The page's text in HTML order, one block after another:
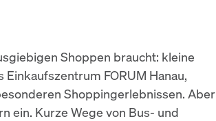
Shoppen braucht: kleine
FORUM Hanau,
Shoppingerlebnissen. Aber
ein. Kurze Wege von Bus- und